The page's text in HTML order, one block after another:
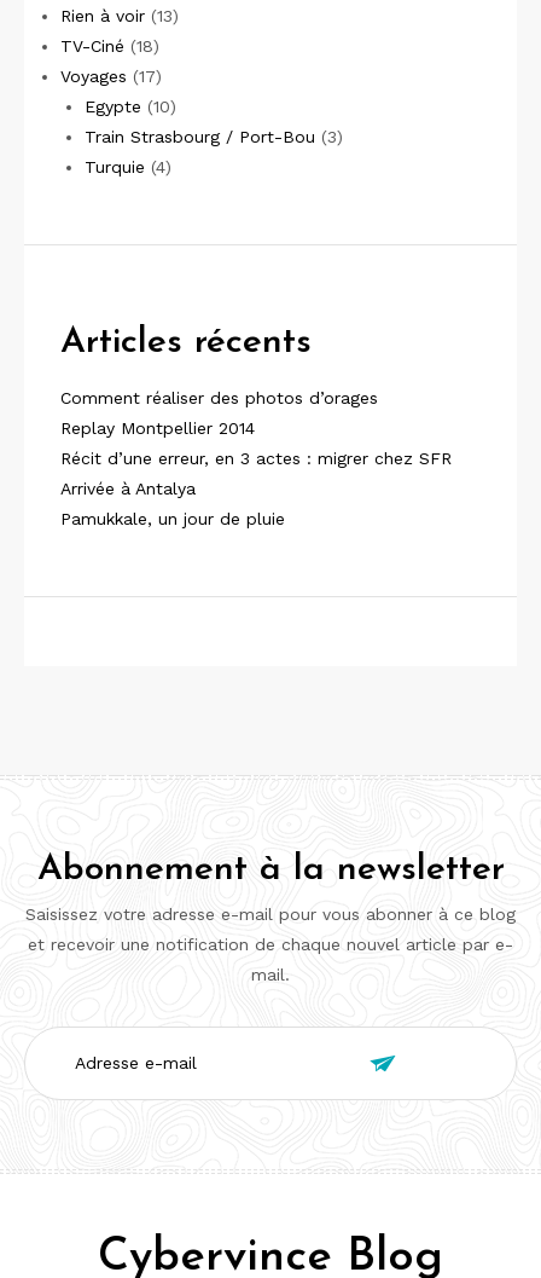
Rien à voir (13)
TV-Ciné (18)
Voyages (17)
Egypte (10)
Train Strasbourg / Port-Bou (3)
Turquie (4)
Articles récents
Comment réaliser des photos d’orages
Replay Montpellier 2014
Récit d’une erreur, en 3 actes : migrer chez SFR
Arrivée à Antalya
Pamukkale, un jour de pluie
Abonnement à la newsletter
Saisissez votre adresse e-mail pour vous abonner à ce blog
et recevoir une notification de chaque nouvel article par e-
mail.
Adresse
e-
mail

Cybervince Blog